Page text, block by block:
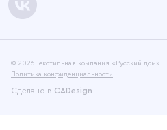
© 2026 Текстильная компания «Русский дом».
Политика конфиденциальности
Сделано в CADesign